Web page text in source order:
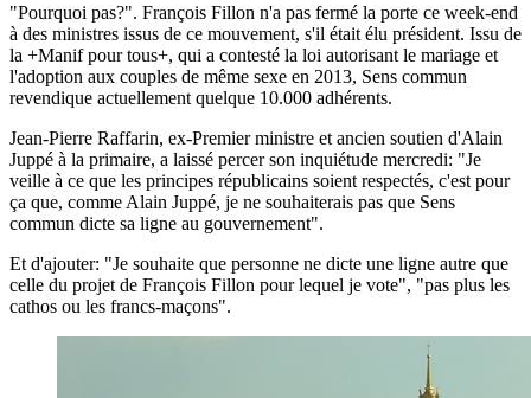
"Pourquoi pas?". François Fillon n'a pas fermé la porte ce week-end
à des ministres issus de ce mouvement, s'il était élu président. Issu de
la +Manif pour tous+, qui a contesté la loi autorisant le mariage et
l'adoption aux couples de même sexe en 2013, Sens commun
revendique actuellement quelque 10.000 adhérents.
Jean-Pierre Raffarin, ex-Premier ministre et ancien soutien d'Alain
Juppé à la primaire, a laissé percer son inquiétude mercredi: "Je
veille à ce que les principes républicains soient respectés, c'est pour
ça que, comme Alain Juppé, je ne souhaiterais pas que Sens
commun dicte sa ligne au gouvernement".
Et d'ajouter: "Je souhaite que personne ne dicte une ligne autre que
celle du projet de François Fillon pour lequel je vote", "pas plus les
cathos ou les francs-maçons".